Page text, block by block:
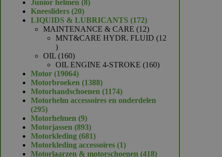
product
Junior helmen 88
Kneesliders 2020
producten
LIQUIDS & LUBRICANTS 172172
producten
MAINTENANCE & CARE 1212
producten
MNT&CARE HYDR. FLUID
12
12
producten
OIL 160160
producten
OIL ENGINE 4-STROKE 160160
Motor 1906419064
producten
Motorbroeken 13881388
producten
Motorhandschoenen 11741174
producten
Motorhelm accessoires en onderdelen
295295
producten
Motorhelmen 99
producten
Motorjassen 893893
producten
Motorkleding 681681
producten
Motorkleding accessoires 11
product
Motorlaarzen & motorschoenen 418418